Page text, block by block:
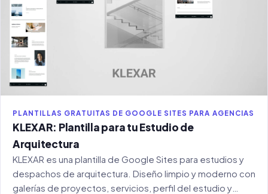
PLANTILLAS GRATUITAS DE GOOGLE SITES PARA AGENCIAS
KLEXAR: Plantilla para tu Estudio de
Arquitectura
KLEXAR es una plantilla de Google Sites para estudios y
despachos de arquitectura. Diseño limpio y moderno con
galerías de proyectos, servicios, perfil del estudio y